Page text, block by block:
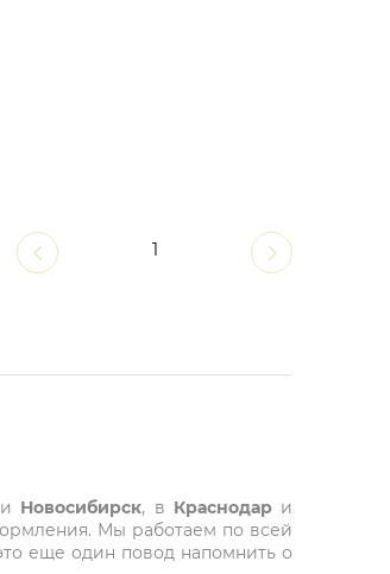
1
и Новосибирск, в Краснодари
Мы работаем по всей
еще один повод напомнить о